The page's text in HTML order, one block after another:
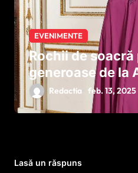
EVENIMENTE
Rochii de
generoase de la
Brides –
pentru fiecare
Redactia feb. 13, 2025
Lasă un răspuns